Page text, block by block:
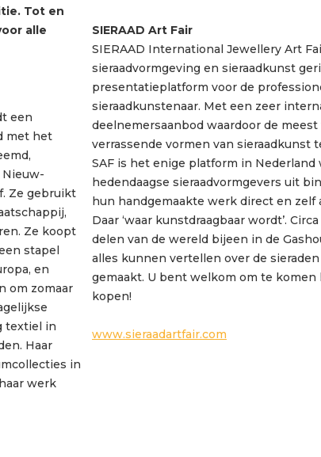
Tot en
alle
een
met het
Ze gebruikt
Ze koopt
stapel
en
om zomaar
textiel in
Haar
in
werk
SIERAAD Art Fair
SIERAAD International Jewellery Art
sieraadvormgeving en sieraadkunst
presentatieplatform voor de
sieraadkunstenaar. Met een zeer
deelnemersaanbod waardoor de
verrassende vormen van sieraadkunst
SAF is het enige platform in Nederland
hedendaagse sieraadvormgevers uit
hun handgemaakte werk direct en zelf
Daar ‘waar kunstdraagbaar wordt’.
delen van de wereld bijeen in de
alles kunnen vertellen over de
gemaakt. U bent welkom om te komen
kopen!
www.sieraadartfair.com